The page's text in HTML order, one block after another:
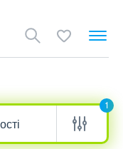
1